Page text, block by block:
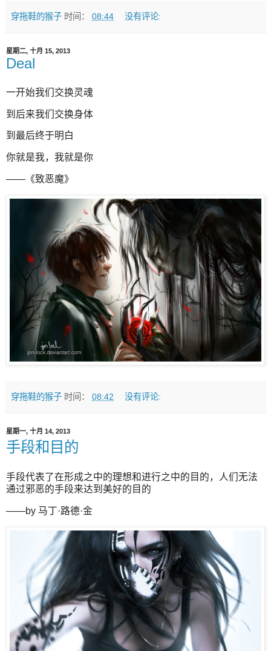
穿拖鞋的猴子 时间： 08:44 没有评论:
星期二, 十月 15, 2013
Deal
一开始我们交换灵魂
到后来我们交换身体
到最后终于明白
你就是我，我就是你
——《致恶魔》
穿拖鞋的猴子 时间： 08:42 没有评论:
星期一, 十月 14, 2013
手段和目的
手段代表了在形成之中的理想和进行之中的目的，人们无法
通过邪恶的手段来达到美好的目的
——by 马丁·路德·金